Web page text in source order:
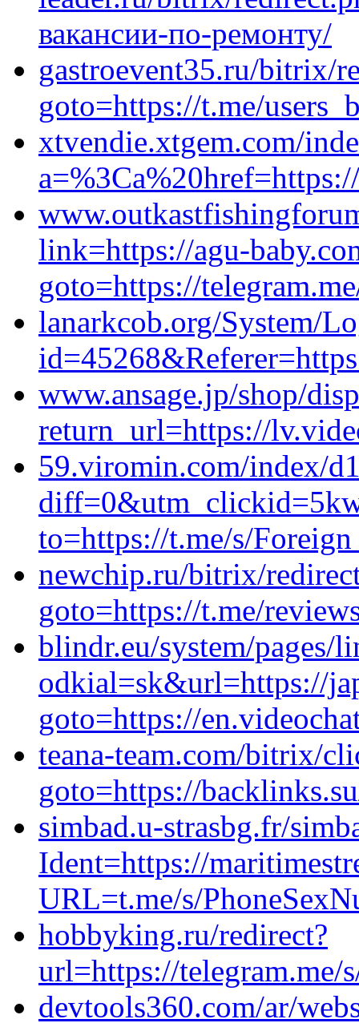
вакансии-по-ремонту/
gastroevent35.ru/bitrix/
goto=https://t.me/
xtvendie.xtgem.com/
link=https://agu-
goto=https://
lanarkcob.org/System/
www.ansage.jp/shop/
return_url=https://
59.viromin.com/index/
to=https://t.me/s/
newchip.ru/bitrix/
goto=https://t.me/
blindr.eu/system/pages/
odkial=sk&url=https://
goto=https://
teana-team.com/bitrix/
goto=https://
simbad.u-strasbg.fr/
Ident=https://
URL=t.me/s/
hobbyking.ru/redirect?
url=https://telegram.me/
devtools360.com/ar/